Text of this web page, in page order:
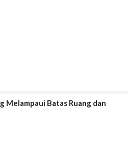
Melampaui Batas Ruang dan